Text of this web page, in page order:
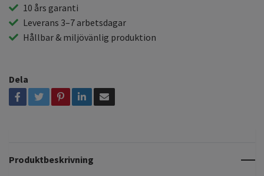
10 års garanti
Leverans 3–7 arbetsdagar
Hållbar & miljövänlig produktion
Dela
Produktbeskrivning